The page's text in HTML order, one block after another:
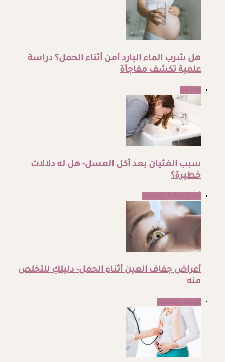
هل شرب الماء البارد آمن أثناء الحمل؟ دراسة
علمية تكشف مفاجأة
سبب الغثيان بعد أكل العسل- هل له دلالات
خطيرة؟
أعراض جفاف العين أثناء الحمل- دليلكِ للتخلص
منه